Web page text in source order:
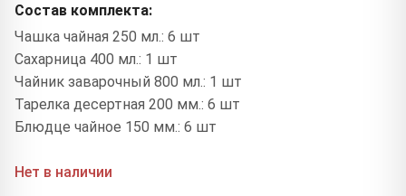
Состав комплекта:
Чашка чайная 250 мл.: 6 шт
Сахарница 400 мл.: 1 шт
Чайник заварочный 800 мл.: 1 шт
Тарелка десертная 200 мм.: 6 шт
Блюдце чайное 150 мм.: 6 шт
Нет в наличии